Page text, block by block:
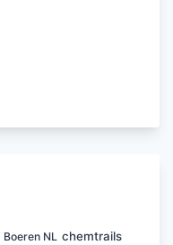
Boeren NL chemtrails